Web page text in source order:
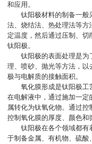
和应用。
钛阳极材料的制备一般
法、烧结法、热处理法等
定温度，然后通过压制、
钛阳极。
钛阳极的表面处理是为
理、喷砂、抛光等方法，以
极与电解质的接触面积。
氧化膜形成是钛阳极工艺
在电解液中，通过施加一定
属转化为钛氧化物。通过
控制氧化膜的厚度、颜色和
钛阳极在各个领域都有
于制备金属、有机物、硫